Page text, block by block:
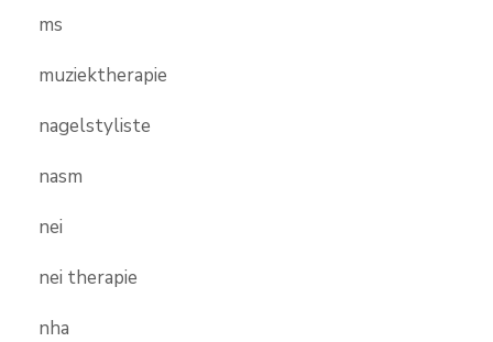
ms
muziektherapie
nagelstyliste
nasm
nei
nei therapie
nha